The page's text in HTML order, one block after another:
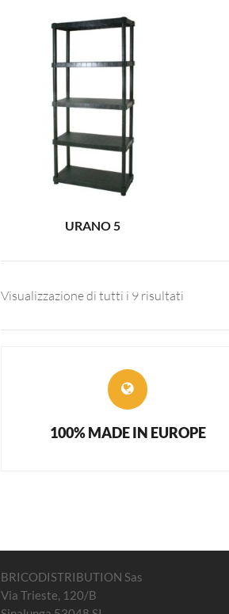
URANO 5
Visualizzazione di tutti i 9 risultati
100% MADE IN EUROPE
BRICODISTRIBUTION Sas
Via Trieste, 120/B